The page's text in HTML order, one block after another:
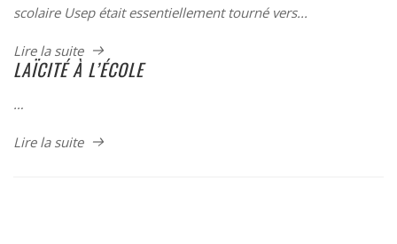
scolaire Usep était essentiellement tourné vers...
Lire la suite
LAÏCITÉ À L’ÉCOLE
…
Lire la suite